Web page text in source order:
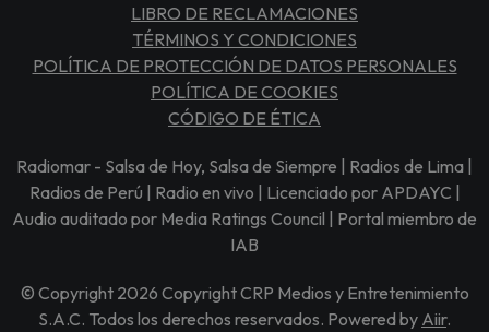
LIBRO DE RECLAMACIONES
TÉRMINOS Y CONDICIONES
POLÍTICA DE PROTECCIÓN DE DATOS PERSONALES
POLÍTICA DE COOKIES
CÓDIGO DE ÉTICA
Radiomar - Salsa de Hoy, Salsa de Siempre | Radios de Lima |
Radios de Perú | Radio en vivo | Licenciado por APDAYC |
Audio auditado por Media Ratings Council | Portal miembro de
IAB
© Copyright 2026 Copyright CRP Medios y Entretenimiento
S.A.C. Todos los derechos reservados. Powered by Aiir.